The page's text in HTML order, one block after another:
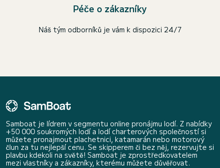
Péče o zákazníky
Náš tým odborníků je vám k dispozici 24/7
Samboat je lídrem v segmentu online pronájmu lodí. Z nabídky
+50 000 soukromých lodí a lodí charterových společností si
můžete pronajmout plachetnici, katamarán nebo motorový
člun za tu nejlepší cenu. Se skipperem či bez něj, rezervujte si
plavbu kdekoli na světě! Samboat je zprostředkovatelem
mezi vlastníky a zákazníky, kterému můžete důvěřovat.